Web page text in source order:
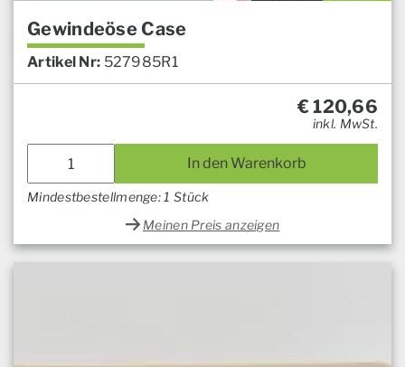
Gewindeöse Case
Artikel Nr: 527985R1
€120,66
inkl. MwSt.
In den Warenkorb
Mindestbestellmenge: 1 Stück
Meinen Preis anzeigen